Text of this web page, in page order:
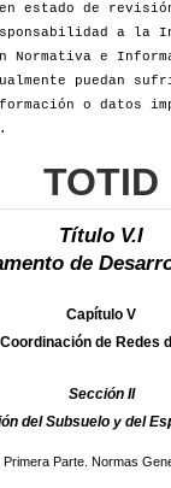
en estado de
a la
Normativa e
puedan
o datos
TOTID
Título V.I
de
Capítulo V
de Redes
Sección II
del Subsuelo y del
Primera Parte. Normas